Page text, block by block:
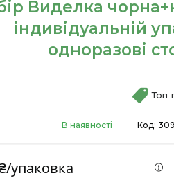
Виделка
індивідуальній
одноразові
Топ
В наявності Код:
упаковка